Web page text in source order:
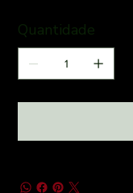
Quantidade